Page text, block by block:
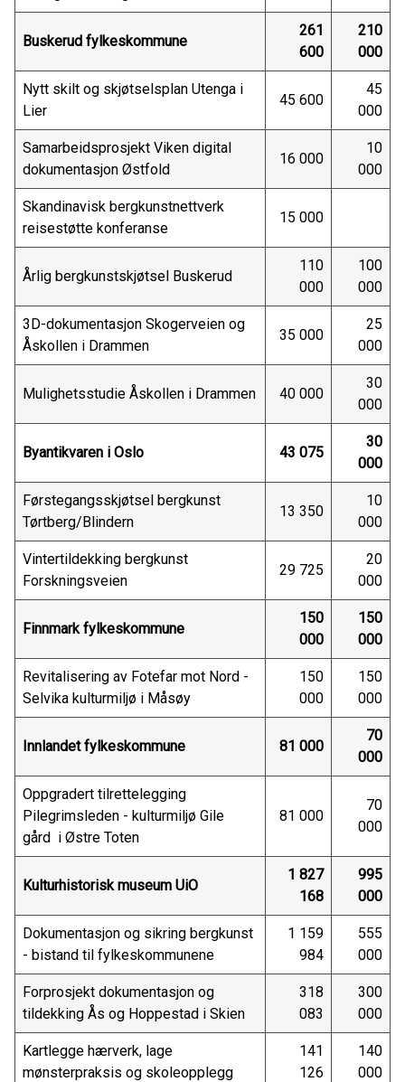
Buskerud fylkeskommune
261
600
210
000
Nytt skilt og skjøtselsplan Utenga i
Lier
45 600
45
000
Samarbeidsprosjekt Viken digital
dokumentasjon Østfold
16 000
10
000
Skandinavisk bergkunstnettverk
reisestøtte konferanse
15 000
Årlig bergkunstskjøtsel Buskerud
110
000
100
000
3D-dokumentasjon Skogerveien og
Åskollen i Drammen
35 000
25
000
Mulighetsstudie Åskollen i Drammen 40 000
30
000
Byantikvaren i Oslo 43 075
30
000
Førstegangsskjøtsel bergkunst
Tørtberg/Blindern
13 350
10
000
Vintertildekking bergkunst
Forskningsveien
29 725
20
000
Finnmark fylkeskommune
150
000
150
000
Revitalisering av Fotefar mot Nord -
Selvika kulturmiljø i Måsøy
150
000
150
000
Innlandet fylkeskommune 81 000
70
000
Oppgradert tilrettelegging
Pilegrimsleden - kulturmiljø Gile
gård i Østre Toten
81 000
70
000
Kulturhistorisk museum UiO
1 827
168
995
000
Dokumentasjon og sikring bergkunst
- bistand til fylkeskommunene
1 159
984
555
000
Forprosjekt dokumentasjon og
tildekking Ås og Hoppestad i Skien
318
083
300
000
Kartlegge hærverk, lage
mønsterpraksis og skoleopplegg
141
126
140
000